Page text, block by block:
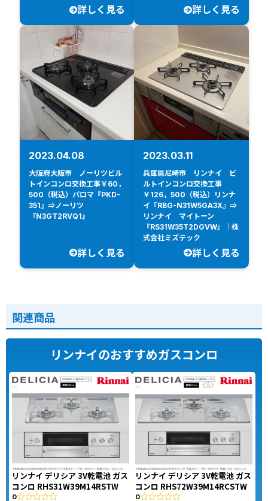
詳しく見る 詳しく見る
2023.04.08
大阪府大阪市 ノーリツビル
トインコンロ交換工事￥60，
500（税込）パロマ『PKD-
351』⇒ノーリツ
『N3GT2RVQ1』
詳しく見る
2023.03.11
兵庫県尼崎市 リンナイ ビ
ルトインコンロ交換工事
￥126，500（税込）リンナ
イ『RBG-N31W5GA3X』⇒
リンナイ マイトーン
『RS31W35T2DGVW』｜株
式会社ミズテック
詳しく見る
関連商品
リンナイのおすすめガスコンロ
リンナイ デリシア 3V乾電池 ガス
コンロ RHS31W39M14RSTW
0
リンナイ デリシア 3V乾電池 ガス
コンロ RHS72W39M14RCSTW
0